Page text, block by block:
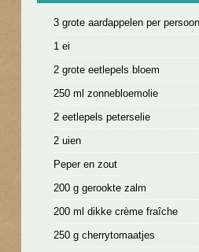
3 grote aardappelen per persoon
1 ei
2 grote eetlepels bloem
250 ml zonnebloemolie
2 eetlepels peterselie
2 uien
Peper en zout
200 g gerookte zalm
200 ml dikke crème fraîche
250 g cherrytomaatjes